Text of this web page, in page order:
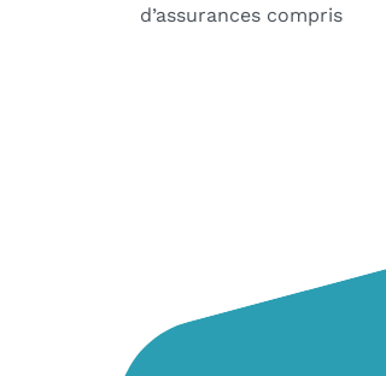
d’assurances compris